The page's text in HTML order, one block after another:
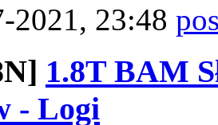
2021, 23:48
1.8T BAM
- Logi